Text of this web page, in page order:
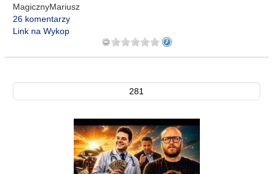
MagicznyMariusz
26 komentarzy
Link na Wykop
281